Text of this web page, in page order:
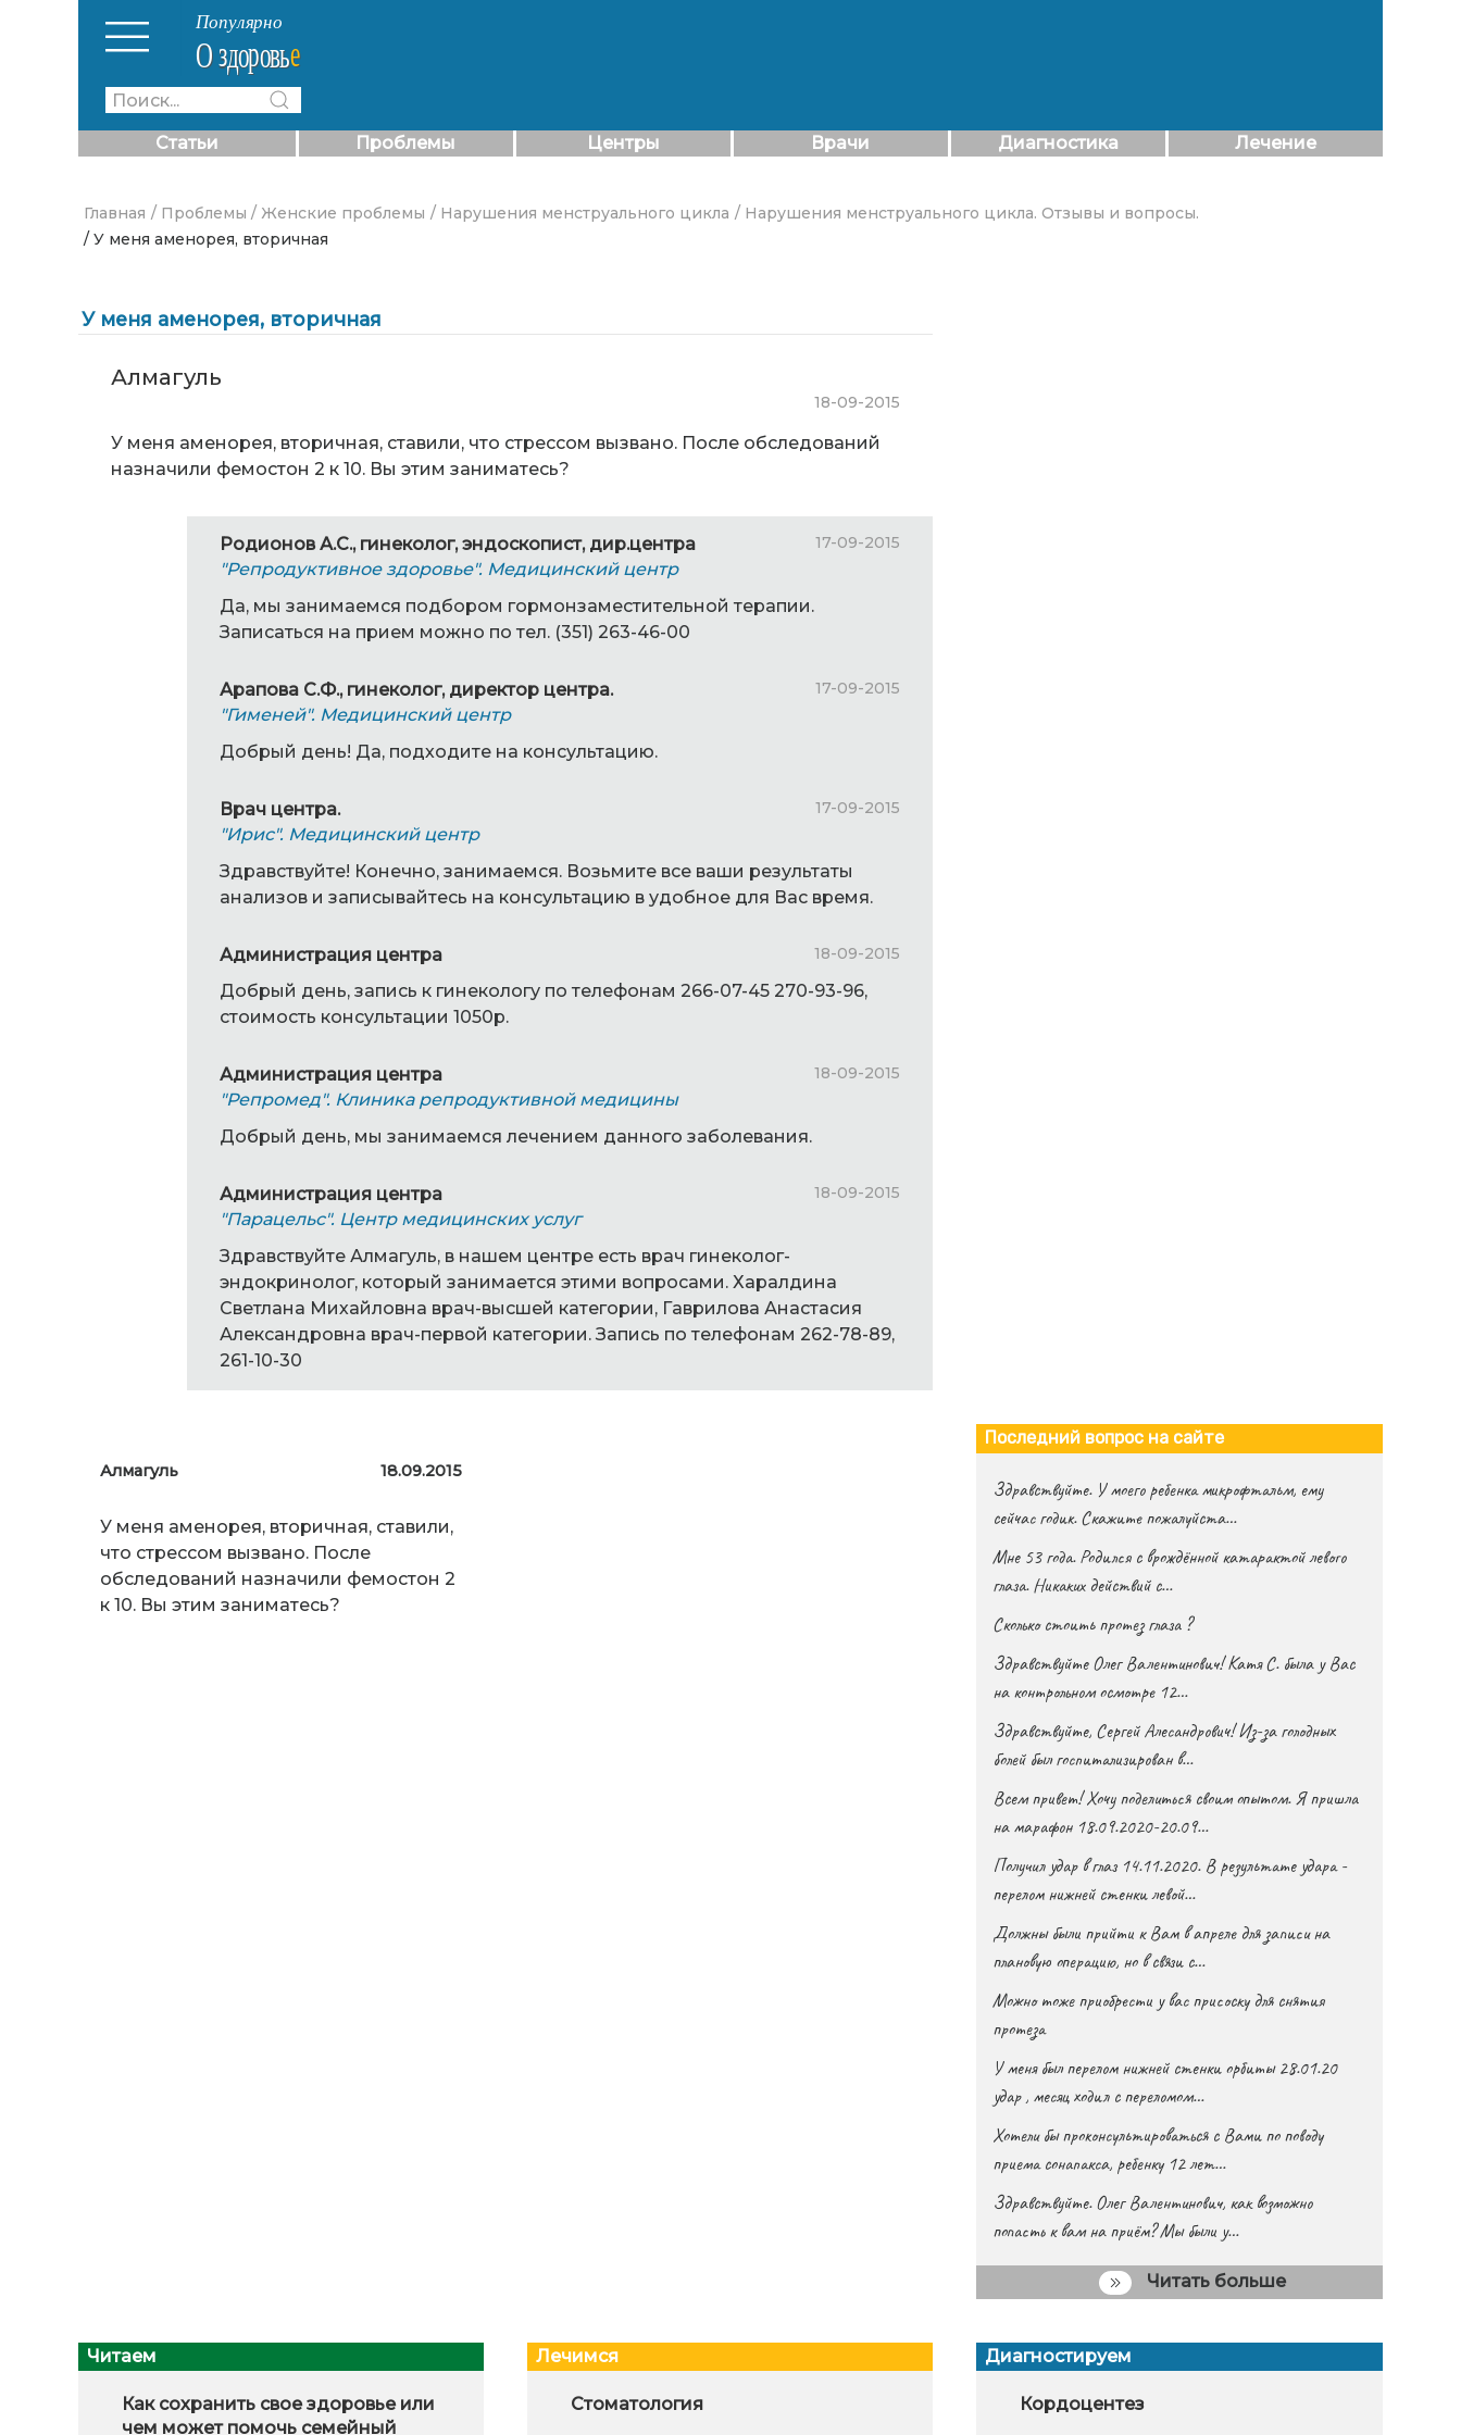
Статьи Проблемы Центры Врачи Диагностика Лечение
Главная / Проблемы / Женские проблемы / Нарушения менструального цикла / Нарушения менструального цикла. Отзывы и вопросы.
/ У меня аменорея, вторичная
У меня аменорея, вторичная
Алмагуль
18-09-2015
У меня аменорея, вторичная, ставили, что стрессом вызвано. После обследований
назначили фемостон 2 к 10. Вы этим заниматесь?
Родионов А.С., гинеколог, эндоскопист, дир.центра 17-09-2015
"Репродуктивное здоровье". Медицинский центр
Да, мы занимаемся подбором гормонзаместительной терапии.
Записаться на прием можно по тел. (351) 263-46-00
Арапова С.Ф., гинеколог, директор центра. 17-09-2015
"Гименей". Медицинский центр
Добрый день! Да, подходите на консультацию.
Врач центра. 17-09-2015
"Ирис". Медицинский центр
Здравствуйте! Конечно, занимаемся. Возьмите все ваши результаты
анализов и записывайтесь на консультацию в удобное для Вас время.
Администрация центра 18-09-2015
Добрый день, запись к гинекологу по телефонам 266-07-45 270-93-96,
стоимость консультации 1050р.
Администрация центра 18-09-2015
"Репромед". Клиника репродуктивной медицины
Добрый день, мы занимаемся лечением данного заболевания.
Администрация центра 18-09-2015
"Парацельс". Центр медицинских услуг
Здравствуйте Алмагуль, в нашем центре есть врач гинеколог-
эндокринолог, который занимается этими вопросами. Харалдина
Светлана Михайловна врач-высшей категории, Гаврилова Анастасия
Александровна врач-первой категории. Запись по телефонам 262-78-89,
261-10-30
Алмагуль 18.09.2015
У меня аменорея, вторичная, ставили,
что стрессом вызвано. После
обследований назначили фемостон 2
к 10. Вы этим заниматесь?
Последний вопрос на сайте
Здравствуйте. У моего ребенка микрофтальм, ему
сейчас годик. Скажите пожалуйста…
Мне 53 года. Родился с врождённой катарактой левого
глаза. Никаких действий с…
Сколько стоить протез глаза ?
Здравствуйте Олег Валентинович! Катя С. была у Вас
на контрольном осмотре 12…
Здравствуйте, Сергей Алесандрович! Из-за голодных
болей был госпитализирован в…
Всем привет! Хочу поделиться своим опытом. Я пришла
на марафон 18.09.2020-20.09…
Получил удар в глаз 14.11.2020. В результате удара -
перелом нижней стенки левой…
Должны были прийти к Вам в апреле для записи на
плановую операцию, но в связи с…
Можно тоже приобрести у вас присоску для снятия
протеза
У меня был перелом нижней стенки орбиты 28.01.20
удар , месяц ходил с переломом…
Хотели бы проконсультироваться с Вами по поводу
приема сонапакса, ребенку 12 лет…
Здравствуйте. Олег Валентинович, как возможно
попасть к вам на приём? Мы были у…
Читать больше
Читаем
Как сохранить свое здоровье или
чем может помочь семейный
Функциональное
Диагностика врожденных
Лечимся
Стоматология Микропротезирование
Диагностируем
Кордоцентез